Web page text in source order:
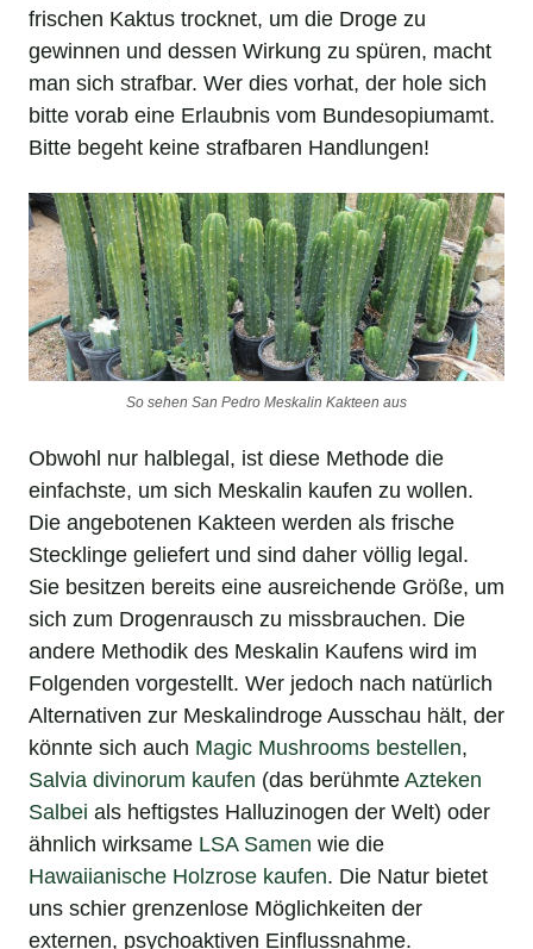
frischen Kaktus trocknet, um die Droge zu
gewinnen und dessen Wirkung zu spüren, macht
man sich strafbar. Wer dies vorhat, der hole sich
bitte vorab eine Erlaubnis vom Bundesopiumamt.
Bitte begeht keine strafbaren Handlungen!
So sehen San Pedro Meskalin Kakteen aus
Obwohl nur halblegal, ist diese Methode die
einfachste, um sich Meskalin kaufen zu wollen.
Die angebotenen Kakteen werden als frische
Stecklinge geliefert und sind daher völlig legal.
Sie besitzen bereits eine ausreichende Größe, um
sich zum Drogenrausch zu missbrauchen. Die
andere Methodik des Meskalin Kaufens wird im
Folgenden vorgestellt. Wer jedoch nach natürlich
Alternativen zur Meskalindroge Ausschau hält, der
könnte sich auch Magic Mushrooms bestellen,
Salvia divinorum kaufen (das berühmte Azteken
Salbei als heftigstes Halluzinogen der Welt) oder
ähnlich wirksame LSA Samen wie die
Hawaiianische Holzrose kaufen. Die Natur bietet
uns schier grenzenlose Möglichkeiten der
externen, psychoaktiven Einflussnahme.